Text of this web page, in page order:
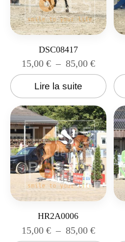
DSC08417
15,00 € – 85,00 €
Lire la suite
HR2A0006
15,00 € – 85,00 €